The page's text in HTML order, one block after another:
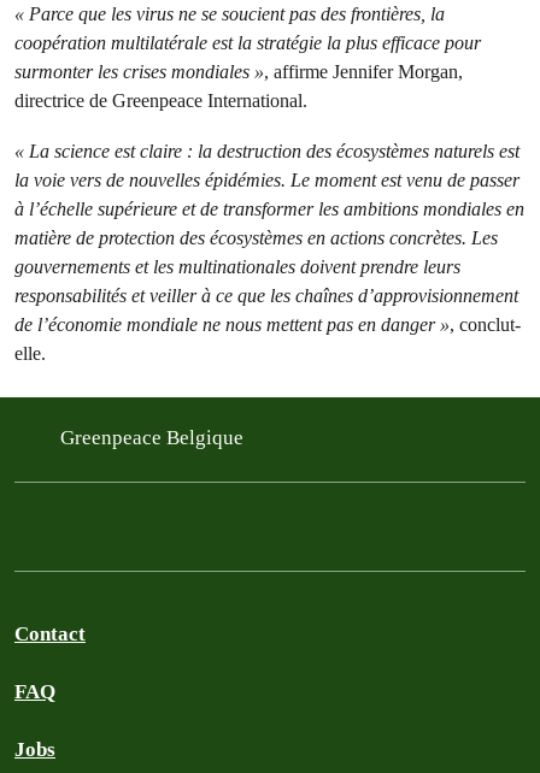
« Parce que les virus ne se soucient pas des frontières, la
coopération multilatérale est la stratégie la plus efficace pour
surmonter les crises mondiales », affirme Jennifer Morgan,
directrice de Greenpeace International.
« La science est claire : la destruction des écosystèmes naturels est
la voie vers de nouvelles épidémies. Le moment est venu de passer
à l’échelle supérieure et de transformer les ambitions mondiales en
matière de protection des écosystèmes en actions concrètes. Les
gouvernements et les multinationales doivent prendre leurs
responsabilités et veiller à ce que les chaînes d’approvisionnement
de l’économie mondiale ne nous mettent pas en danger », conclut-
elle.
Greenpeace Belgique
Contact
FAQ
Jobs